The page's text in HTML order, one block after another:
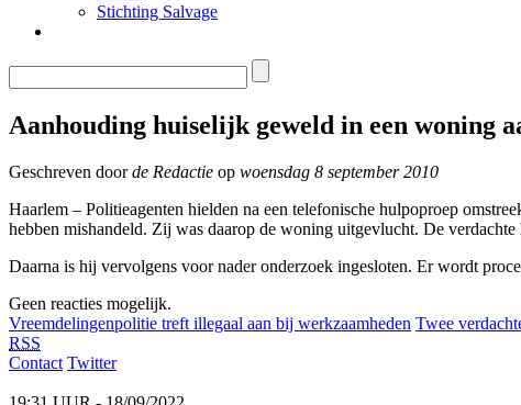
Stichting Salvage
Aanhouding huiselijk geweld in een woning
Geschreven doorde Redactie op woensdag 8 september 2010
Haarlem – Politieagenten hielden na een telefonische hulpoproep
hebben mishandeld. Zij was daarop de woning uitgevlucht. De
Daarna is hij vervolgens voor nader onderzoek ingesloten. Er wordt
Geen reacties mogelijk.
Vreemdelingenpolitie treft illegaal aan bij werkzaamheden Twee
RSS
Contact Twitter